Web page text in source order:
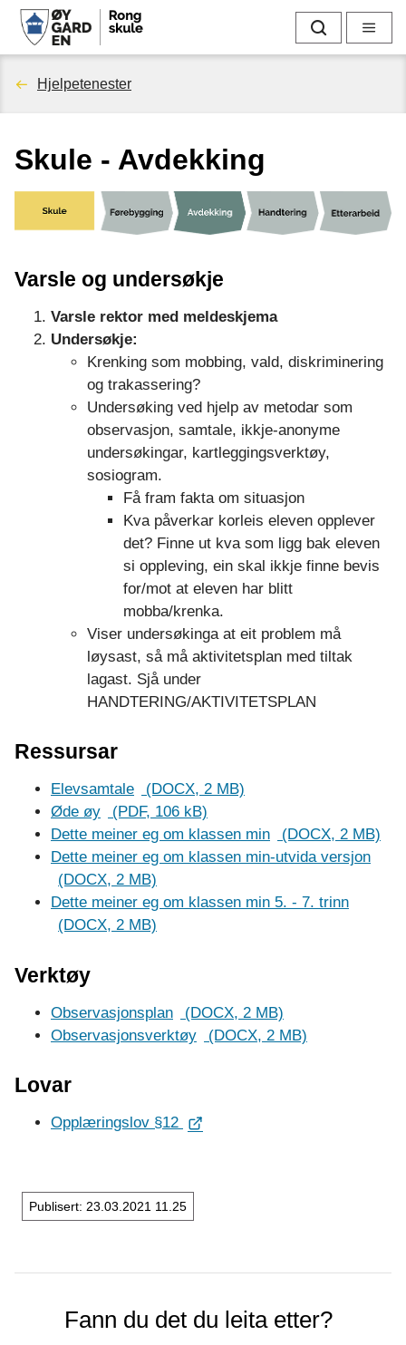
R
o
g
s
k
u
Søk Meny
Du
her:
Hjelpetenester
Skule - Avdekking
Varsle og undersøkje
Varsle rektor med meldeskjema
Undersøkje:
Krenking som mobbing, vald, diskriminering
og trakassering?
Undersøking ved hjelp av metodar som
observasjon, samtale, ikkje-anonyme
undersøkingar, kartleggingsverktøy,
sosiogram.
Få fram fakta om situasjon
Kva påverkar korleis eleven opplever
det? Finne ut kva som ligg bak eleven
si oppleving, ein skal ikkje finne bevis
for/mot at eleven har blitt
mobba/krenka.
Viser undersøkinga at eit problem må
løysast, så må aktivitetsplan med tiltak
lagast. Sjå under
HANDTERING/AKTIVITETSPLAN
Ressursar
Elevsamtale
(DOCX, 2 MB)
Øde øy
(PDF, 106 kB)
Dette meiner eg om klassen min
(DOCX, 2 MB)
Dette meiner eg om klassen min-utvida versjon
(DOCX, 2 MB)
Dette meiner eg om klassen min 5. - 7. trinn
(DOCX, 2 MB)
Verktøy
Observasjonsplan
(DOCX, 2 MB)
Observasjonsverktøy
(DOCX, 2 MB)
Lovar
Opplæringslov §12
Publisert 23.03.2021 11.25
Fann du det du leita etter?